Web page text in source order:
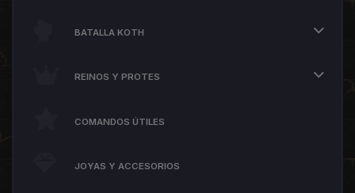
BATALLA KOTH
REINOS Y PROTES
COMANDOS ÚTILES
JOYAS Y ACCESORIOS